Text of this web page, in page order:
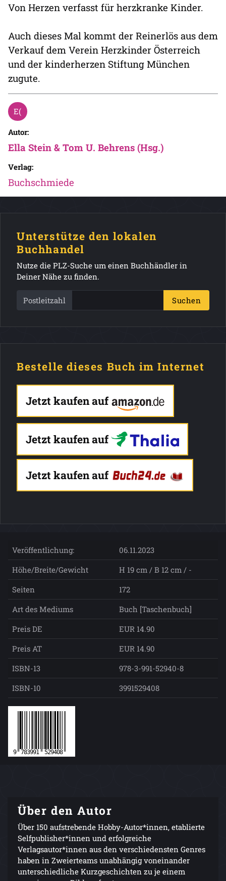
Von Herzen verfasst für herzkranke Kinder.
Auch dieses Mal kommt der Reinerlös aus dem
Verkauf dem Verein Herzkinder Österreich
und der kinderherzen Stiftung München
zugute.
Autor:
Ella Stein & Tom U. Behrens (Hsg.)
Verlag:
Buchschmiede
Unterstütze den lokalen
Buchhandel
Nutze die PLZ-Suche um einen Buchhändler in
Deiner Nähe zu finden.
Postleitzahl Suchen
Bestelle dieses Buch im Internet
Jetzt kaufen auf
Jetzt kaufen auf
Jetzt kaufen auf
Veröffentlichung:
06.11.2023
Höhe/Breite/Gewicht
H 19 cm / B 12 cm / -
Seiten
172
Art des Mediums
Buch [Taschenbuch]
Preis DE
EUR 14.90
Preis AT
EUR 14.90
ISBN-13
978-3-991-52940-8
ISBN-10
3991529408
Über den Autor
Über 150 aufstrebende Hobby-Autor*innen, etablierte
Selfpublisher*innen und erfolgreiche
Verlagsautor*innen aus den verschiedensten Genres
haben in Zweierteams unabhängig voneinander
unterschiedliche Kurzgeschichten zu je einem